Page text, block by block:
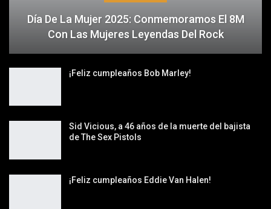
Día De La Mujer 2025: Conmemoramos El 8M
Con Las Mujeres Leyendas Del Rock
¡Feliz cumpleaños Bob Marley!
Sid Vicious, a 46 años de la muerte del bajista
de The Sex Pistols
¡Feliz cumpleaños Eddie Van Halen!